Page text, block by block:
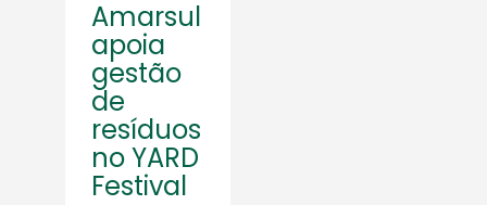
Amarsul
apoia
gestão
de
resíduos
no YARD
Festival